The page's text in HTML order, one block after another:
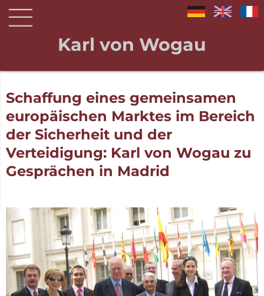
Karl von Wogau
Schaffung eines gemeinsamen
europäischen Marktes im Bereich
der Sicherheit und der
Verteidigung: Karl von Wogau zu
Gesprächen in Madrid